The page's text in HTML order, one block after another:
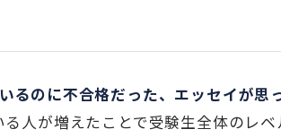
るのに不合格だった、エッセイが思
人が増えたことで受験生全体のレ